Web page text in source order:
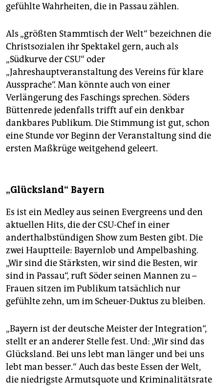
gefühlte Wahrheiten, die in Passau zählen.
Als „größten Stammtisch der Welt“ bezeichnen die
Christsozialen ihr Spektakel gern, auch als
„Südkurve der CSU“ oder
„Jahreshauptveranstaltung des Vereins für klare
Aussprache“. Man könnte auch von einer
Verlängerung des Faschings sprechen. Söders
Büttenrede jedenfalls trifft auf ein denkbar
dankbares Publikum. Die Stimmung ist gut, schon
eine Stunde vor Beginn der Veranstaltung sind die
ersten Maßkrüge weitgehend geleert.
„Glücksland“ Bayern
Es ist ein Medley aus seinen Evergreens und den
aktuellen Hits, die der CSU-Chef in einer
anderthalbstündigen Show zum Besten gibt. Die
zwei Hauptteile: Bayernlob und Ampelbashing.
„Wir sind die Stärksten, wir sind die Besten, wir
sind in Passau“, ruft Söder seinen Mannen zu –
Frauen sitzen im Publikum tatsächlich nur
gefühlte zehn, um im Scheuer-Duktus zu bleiben.
„Bayern ist der deutsche Meister der Integration“,
stellt er an anderer Stelle fest. Und: „Wir sind das
Glücksland. Bei uns lebt man länger und bei uns
lebt man besser.“ Auch das beste Essen der Welt,
die niedrigste Armutsquote und Kriminalitätsrate